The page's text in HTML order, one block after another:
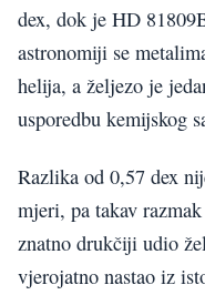
dex, dok je HD
astronomiji se
helija, a željezo je
usporedbu kemijskog
Razlika od 0,57 dex
mjeri, pa takav
znatno drukčiji udio
vjerojatno nastao iz